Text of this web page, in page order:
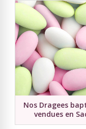
Nos Dragees
vendues en